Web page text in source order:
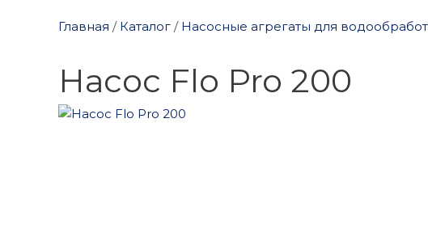
Главная / Каталог / Насосные агрегаты для
Насос Flo Pro 200